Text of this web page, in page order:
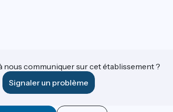
nous communiquer sur cet établissement ?
Signaler un problème